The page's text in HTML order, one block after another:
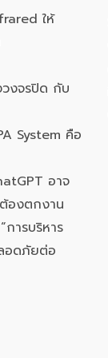
ให้
งจรปิด กับ
System คือ
อาจ
องตกงาน
การบริหาร
อดภัยต่อ